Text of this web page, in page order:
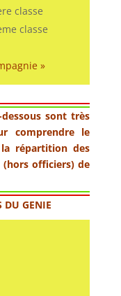
classe
classe
»
sont très
comprendre le
répartition des
officiers) de
DU GENIE